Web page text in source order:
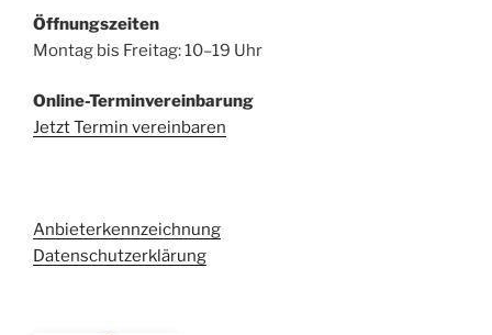
Öffnungszeiten
Montag bis Freitag: 10–19 Uhr
Online-Terminvereinbarung
Jetzt Termin vereinbaren
Anbieterkennzeichnung
Datenschutzerklärung